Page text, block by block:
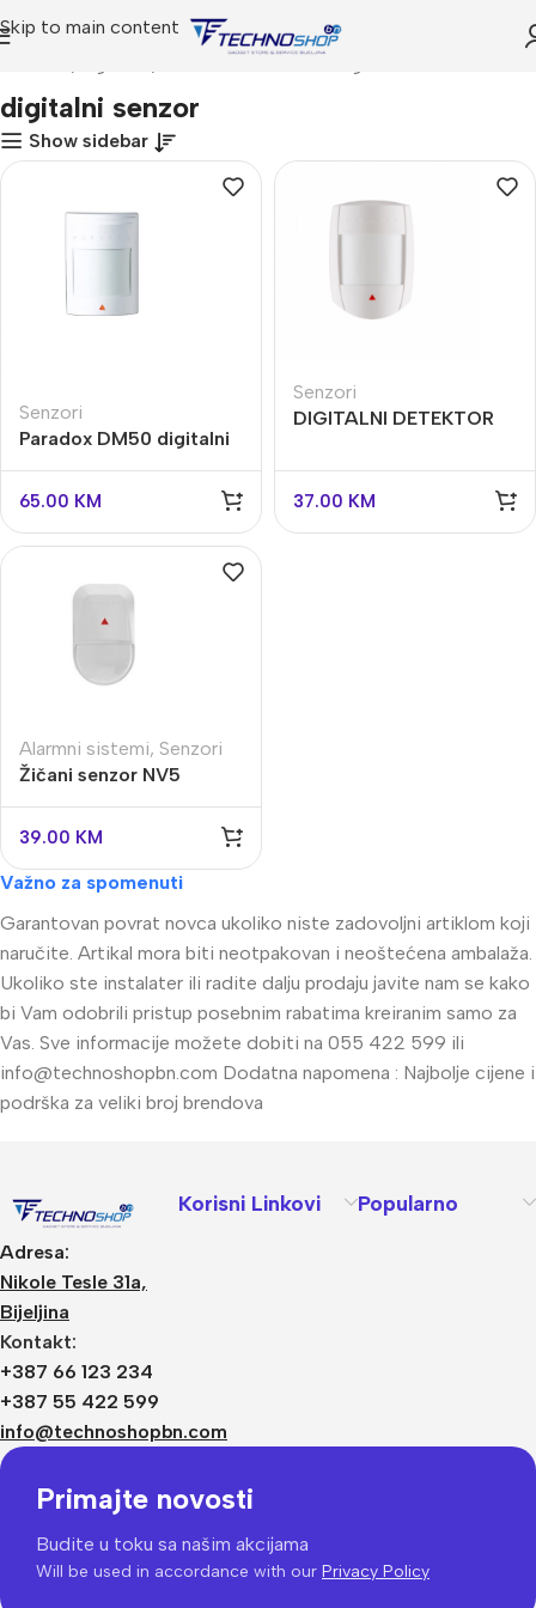
Skip to main content
digitalni senzor
Show sidebar
Senzori
Paradox DM50 digitalni
65.00 KM
Senzori
DIGITALNI DETEKTOR
DG55+
37.00 KM
Alarmni sistemi, Senzori
Žičani senzor NV5
39.00 KM
Važno za spomenuti
Garantovan povrat novca ukoliko niste zadovoljni artiklom koji
naručite. Artikal mora biti neotpakovan i neoštećena ambalaža.
Ukoliko ste instalater ili radite dalju prodaju javite nam se kako
bi Vam odobrili pristup posebnim rabatima kreiranim samo za
Vas. Sve informacije možete dobiti na 055 422 599 ili
info@technoshopbn.com Dodatna napomena : Najbolje cijene i
podrška za veliki broj brendova
Adresa:
Nikole Tesle 31a,
Bijeljina
Kontakt:
+387 66 123 234
+387 55 422 599
info@technoshopbn.com
Korisni Linkovi Popularno
Primajte novosti
Budite u toku sa našim akcijama
Will be used in accordance with our Privacy Policy